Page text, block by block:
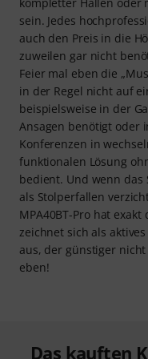
sein. Jedes
auch den Preis in die
zuweilen gar nicht
Feier mal eben die
in der Regel nicht auf
beispielsweise in der
Ansagen benötigt oder
Konferenzen in
funktionalen Lösung
bedient. Und wenn das
als Stolperfallen
MPA40BT-Pro hat
zeichnet sich als
aus, der günstiger
eben!
Das kauften